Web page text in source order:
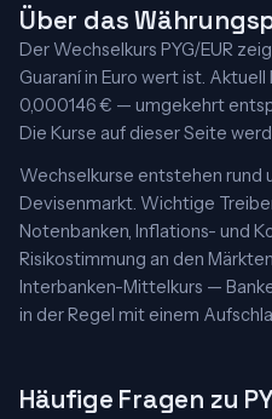
Über das
Der Wechselkurs PYG/EUR
Guaraní in Euro wert ist.
0,000146 € — umgekehrt
Die Kurse auf dieser Seite
Wechselkurse entstehen rund
Devisenmarkt. Wichtige
Notenbanken, Inflations- und
Risikostimmung an den
Interbanken-Mittelkurs —
in der Regel mit einem
Häufige Fragen zu